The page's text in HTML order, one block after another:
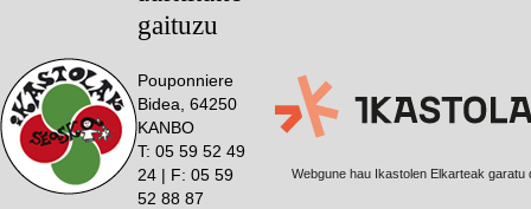
gaituzu
Pouponniere
Bidea, 64250
KANBO
T: 05 59 52 49
24 | F: 05 59
52 88 87
Webgune hau Ikastolen Elkarteak garatu